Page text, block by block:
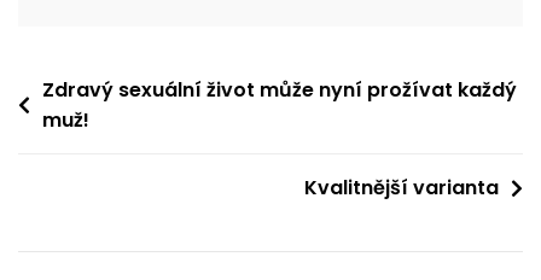
Navigace
pro
Zdravý sexuální život může nyní prožívat každý
muž!
Kvalitnější varianta